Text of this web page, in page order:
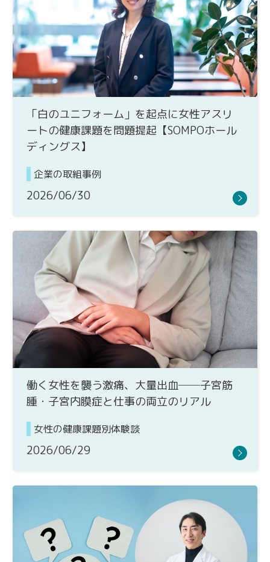
「白のユニフォーム」を起点に女性アスリ
ートの健康課題を問題提起【SOMPOホール
ディングス】
企業の取組事例
2026/06/30
働く女性を襲う激痛、大量出血──子宮筋
腫・子宮内膜症と仕事の両立のリアル
女性の健康課題別体験談
2026/06/29